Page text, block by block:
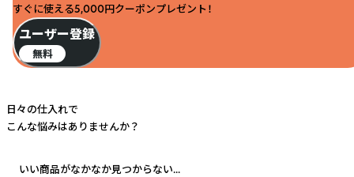
すぐに使える5,000円クーポンプレゼント！
ユーザー登録
無料
日々の仕入れで
こんな悩みはありませんか？
いい商品がなかなか見つからない...